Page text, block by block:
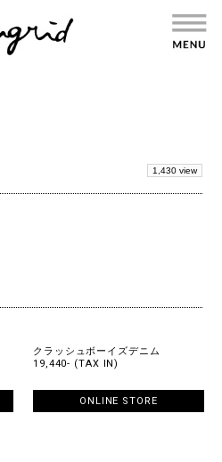
1,430 view
クラッシュボーイズデニム
19,440- (TAX IN)
ONLINE STORE